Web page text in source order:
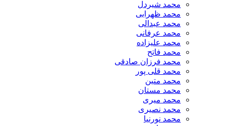
​محمد شیردل
محمد ظهرابی
محمد عبدالی
محمد عرفانی
محمد علیزاده
محمد فاتح
محمد فرزان صادقی
محمد قلی پور
محمد متین
محمد مستان
محمد میری
محمد نصیری
محمد نورنیا